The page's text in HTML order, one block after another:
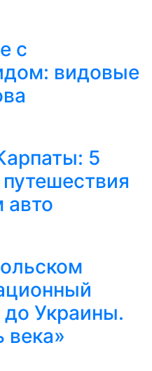
с
видовые
5
авто
Украины.
века»